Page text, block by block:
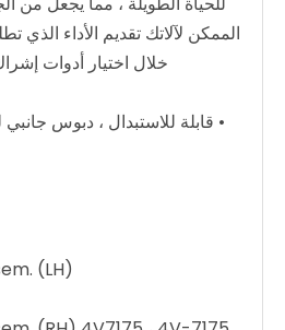
الممكن لآلاتك تقديم الأداء الذي
خلال اختيار أدوات
• قابلة للاستبدال ، دبوس
(LH)